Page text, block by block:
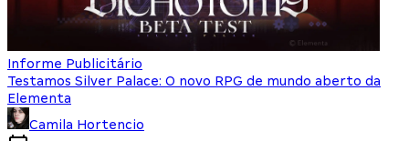
Informe Publicitário
Testamos Silver Palace: O novo RPG de mundo aberto da
Elementa
Camila Hortencio